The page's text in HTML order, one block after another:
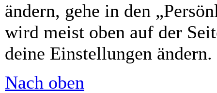
ändern, gehe in den
wird meist oben auf der
deine Einstellungen ändern.
Nach oben